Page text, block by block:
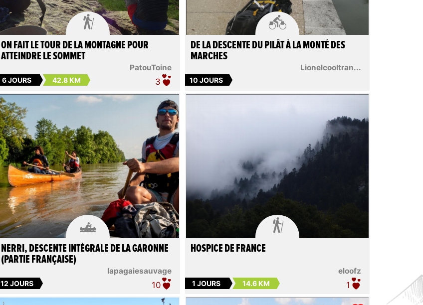

PatouToine
ON FAIT LE TOUR DE LA MONTAGNE POUR
ATTEINDRE LE SOMMET
6 JOURS 42.8 KM 3

Lionelcooltran...
DE LA DESCENTE DU PILÂT À LA MONTÉ DES
MARCHES
10 JOURS

lapagaiesauvage
NERRI, DESCENTE INTÉGRALE DE LA GARONNE
(PARTIE FRANÇAISE)
12 JOURS 10

eloofz
HOSPICE DE FRANCE
1 JOURS 14.6 KM 1